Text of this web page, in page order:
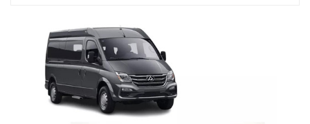
MOTOR
REFRIGERACIÓN
SUSPENSIÓN